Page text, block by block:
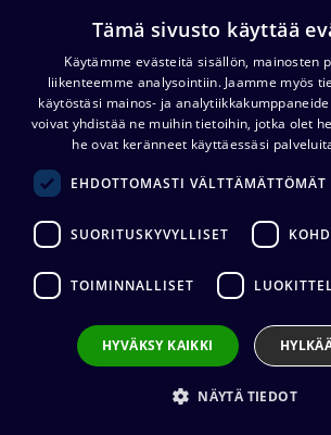
Muut audiokaapelit
Stereoparikaapelit
(alv. 0 %)
Kaapelin valmistaja
Ulkovaipan materiaali
Lisää koriin
Tämä sivusto käyttää
Käytämme evästeitä sisällön, mainosten
liikenteemme analysointiin. Jaamme myös
käytöstäsi mainos- ja
voivat yhdistää ne muihin tietoihin, jotka olet
he ovat keränneet käyttäessäsi
EHDOTTOMASTI VÄLTTÄMÄTTÖMÄT
SUORITUSKYVYLLISET
TOIMINNALLISET
HYVÄKSY KAIKKI
NÄYTÄ TIEDOT